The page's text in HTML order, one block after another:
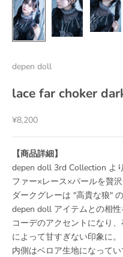
depen doll
lace far choker
セール価格
¥8,200
【商品詳細】
depen doll 3rd Collection よ
ファー×レース×パールを贅
ダークグレーは "高貴な狼"
depen doll アイテムとの相性
コーデのアクセントになり
によって甘すぎない印象に。
内側はベロア生地になって